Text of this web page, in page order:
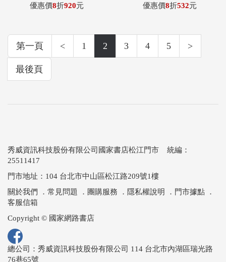
優惠價8折920元
優惠價8折532元
第一頁 < 1 2 3 4 5 >
最後頁
秀威資訊科技股份有限公司國家書店松江門市 統編：
25511417
門市地址：104 台北市中山區松江路209號1樓
關於我們
． 常見問題 ． 團購服務 ． 隱私權說明 ． 門市據點 ．
客服信箱
Copyright © 國家網路書店
總公司：秀威資訊科技股份有限公司 114 台北市內湖區瑞光路
76巷65號